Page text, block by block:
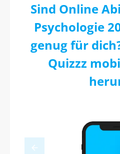
Sind Online
Psychologie
genug für
Quizzz